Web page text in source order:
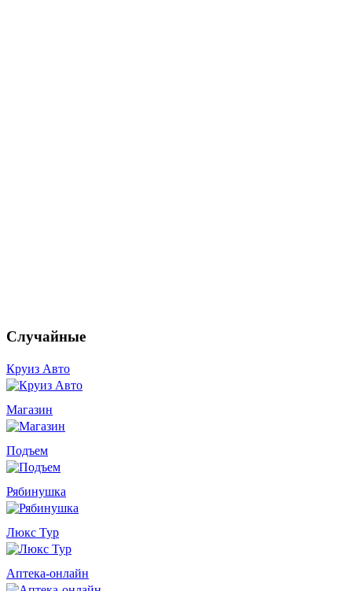
Случайные
Круиз Авто
Магазин
Подъем
Рябинушка
Люкс Тур
Аптека-онлайн